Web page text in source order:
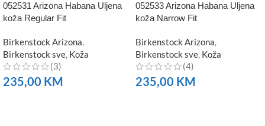
052531 Arizona Habana Uljena
koža Regular Fit
Birkenstock Arizona,
Birkenstock sve, Koža
(3)
235,00 KM
052533 Arizona Habana Uljena
koža Narrow Fit
Birkenstock Arizona,
Birkenstock sve, Koža
(4)
235,00 KM